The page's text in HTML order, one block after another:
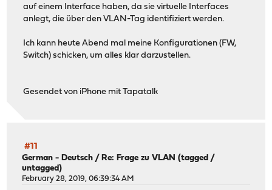
auf einem Interface haben, da sie virtuelle Interfaces
anlegt, die über den VLAN-Tag identifiziert werden.
Ich kann heute Abend mal meine Konfigurationen (FW,
Switch) schicken, um alles klar darzustellen.
Gesendet von iPhone mit Tapatalk
#11
German - Deutsch /Re: Frage zu VLAN (tagged /
untagged)
February 28, 2019, 06:39:34 AM